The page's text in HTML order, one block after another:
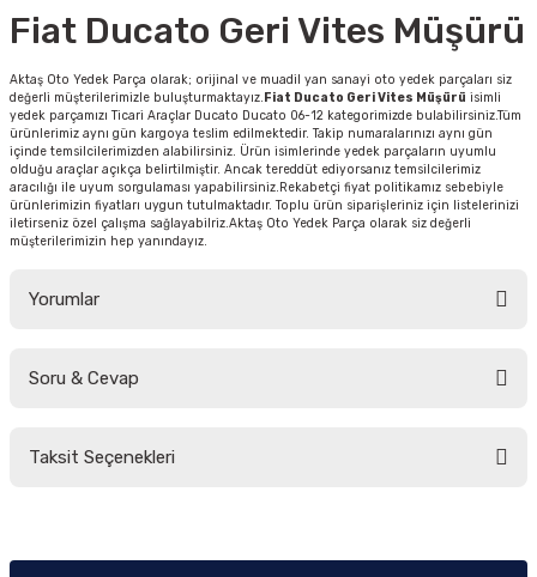
Fiat Ducato Geri Vites Müşürü
Aktaş Oto Yedek Parça olarak; orijinal ve muadil yan sanayi oto yedek parçaları siz
değerli müşterilerimizle buluşturmaktayız.Fiat Ducato Geri Vites Müşürü isimli
yedek parçamızı Ticari Araçlar Ducato Ducato 06-12 kategorimizde bulabilirsiniz.Tüm
ürünlerimiz aynı gün kargoya teslim edilmektedir. Takip numaralarınızı aynı gün
içinde temsilcilerimizden alabilirsiniz. Ürün isimlerinde yedek parçaların uyumlu
olduğu araçlar açıkça belirtilmiştir. Ancak tereddüt ediyorsanız temsilcilerimiz
aracılığı ile uyum sorgulaması yapabilirsiniz.Rekabetçi fiyat politikamız sebebiyle
ürünlerimizin fiyatları uygun tutulmaktadır. Toplu ürün siparişleriniz için listelerinizi
iletirseniz özel çalışma sağlayabilriz.Aktaş Oto Yedek Parça olarak siz değerli
müşterilerimizin hep yanındayız.
Yorumlar
Soru & Cevap
Taksit Seçenekleri